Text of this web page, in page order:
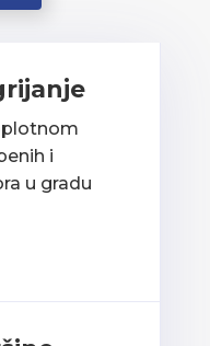
i
u gradu